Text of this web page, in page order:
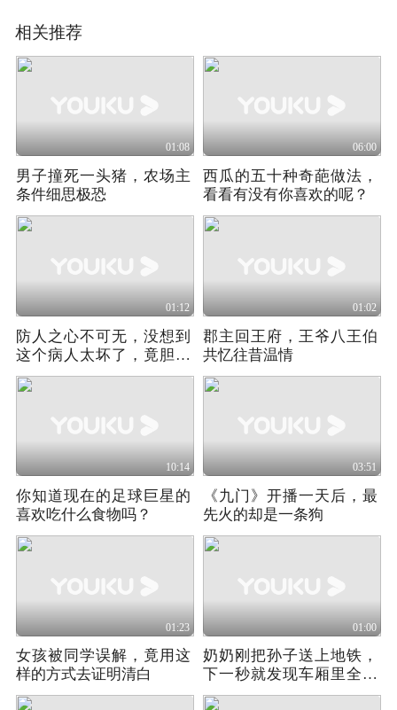
相关推荐
01:08
男子撞死一头猪，农场主
条件细思极恐
06:00
西瓜的五十种奇葩做法，
看看有没有你喜欢的呢？
01:12
防人之心不可无，没想到
这个病人太坏了，竟胆大
包天偷看护士！
01:02
郡主回王府，王爷八王伯
共忆往昔温情
10:14
你知道现在的足球巨星的
喜欢吃什么食物吗？
03:51
《九门》开播一天后，最
先火的却是一条狗
01:23
女孩被同学误解，竟用这
样的方式去证明清白
01:00
奶奶刚把孙子送上地铁，
下一秒就发现车厢里全都
是丧尸